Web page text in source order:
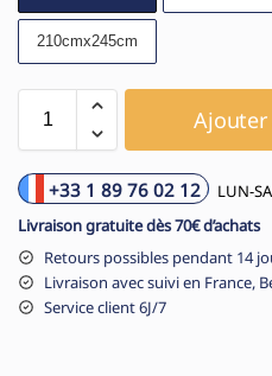
210cmx245cm
Ajouter
+33 1 89 76 02 12
LUN-
Livraison gratuite dès 70€ d’achats
Retours possibles pendant 14
Livraison avec suivi en France,
Service client 6J/7